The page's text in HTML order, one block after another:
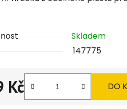
Skladem
147775
Kč
cena:
DO